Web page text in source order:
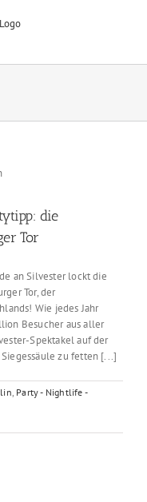
die
Tor
an Silvester lockt die
Tor, der
Wie jedes Jahr
Besucher aus aller
Spektakel auf der
zu fetten [...]
, Party - Nightlife -